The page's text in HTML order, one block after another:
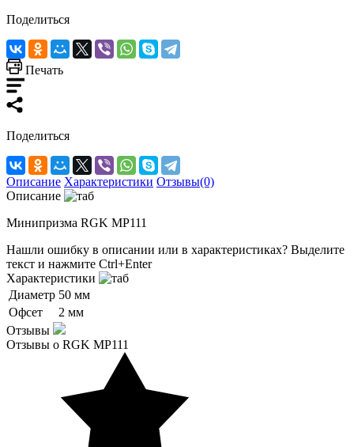
Поделиться
Печать
Поделиться
Описание Характеристики Отзывы(0)
Описание
Минипризма RGK MP111
Нашли ошибку в описании или в характеристиках? Выделите
текст и нажмите Ctrl+Enter
Характеристики
Диаметр 50 мм
Офсет
2 мм
Отзывы
Отзывы о RGK MP111